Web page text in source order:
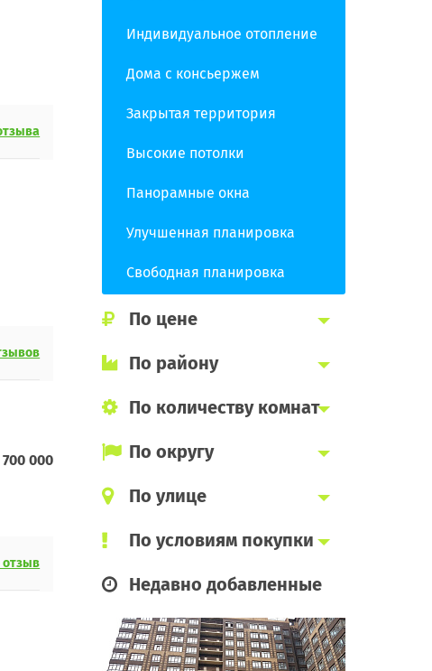
000
отзыв
Индивидуальное отопление
Дома с консьержем
Закрытая территория
Высокие потолки
Панорамные окна
Улучшенная планировка
Свободная планировка
По цене
По району
По количеству комнат
По округу
По улице
По условиям покупки
Недавно добавленные